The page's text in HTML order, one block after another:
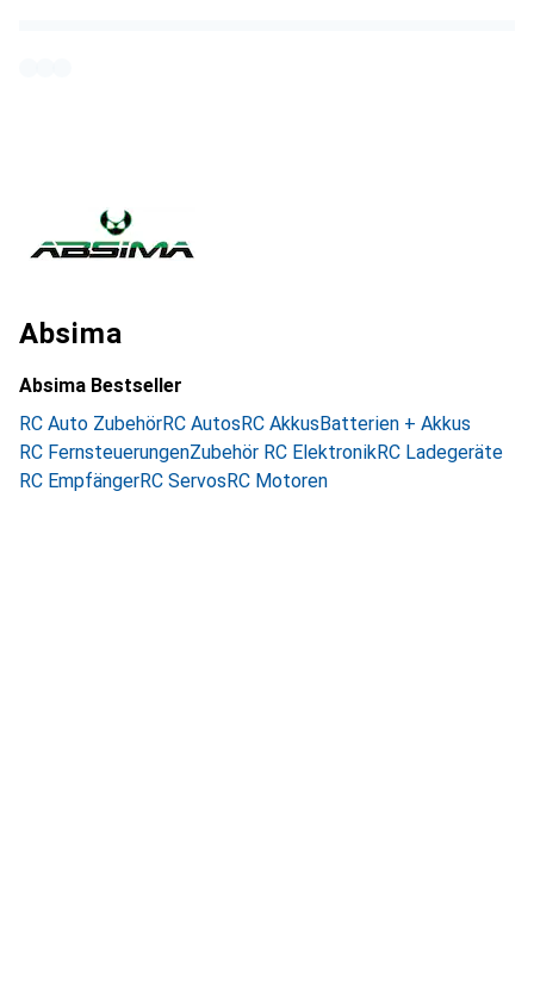
Absima
Absima Bestseller
RC Auto ZubehörRC AutosRC AkkusBatterien + Akkus
RC FernsteuerungenZubehör RC ElektronikRC Ladegeräte
RC EmpfängerRC ServosRC Motoren